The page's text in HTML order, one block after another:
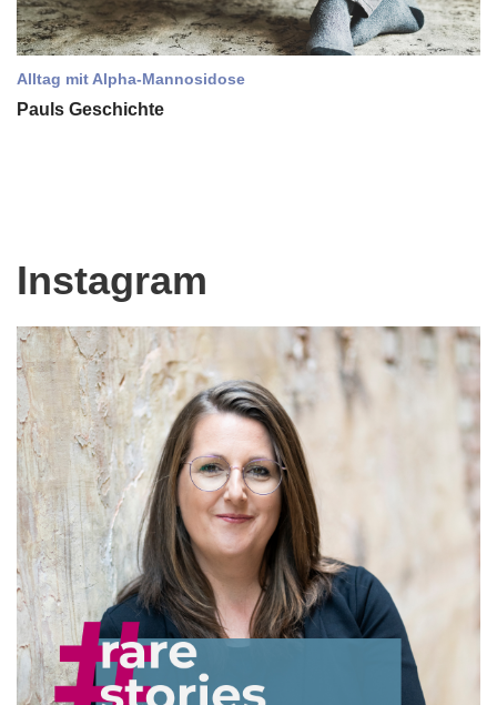
Alltag mit Alpha-Mannosidose
Pauls Geschichte
Instagram